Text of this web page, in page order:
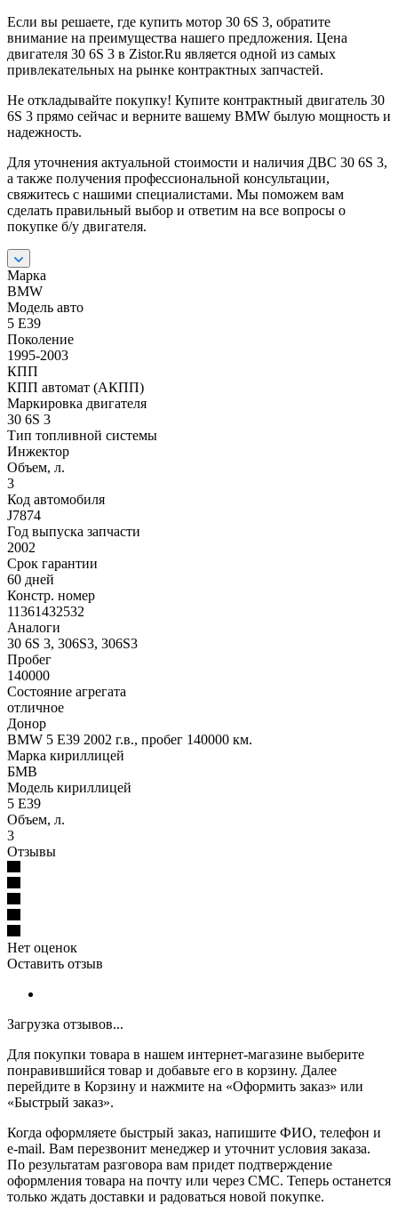
Если вы решаете, где купить мотор 30 6S 3, обратите
внимание на преимущества нашего предложения. Цена
двигателя 30 6S 3 в Zistor.Ru является одной из самых
привлекательных на рынке контрактных запчастей.
Не откладывайте покупку! Купите контрактный двигатель 30
6S 3 прямо сейчас и верните вашему BMW былую мощность и
надежность.
Для уточнения актуальной стоимости и наличия ДВС 30 6S 3,
а также получения профессиональной консультации,
свяжитесь с нашими специалистами. Мы поможем вам
сделать правильный выбор и ответим на все вопросы о
покупке б/у двигателя.
Марка
BMW
Модель авто
5 E39
Поколение
1995-2003
КПП
КПП автомат (АКПП)
Маркировка двигателя
30 6S 3
Тип топливной системы
Инжектор
Объем, л.
3
Код автомобиля
J7874
Год выпуска запчасти
2002
Срок гарантии
60 дней
Констр. номер
11361432532
Аналоги
30 6S 3, 306S3, 306S3
Пробег
140000
Состояние агрегата
отличное
Донор
BMW 5 E39 2002 г.в., пробег 140000 км.
Марка кириллицей
БМВ
Модель кириллицей
5 Е39
Объем, л.
3
Отзывы
Нет оценок
Оставить отзыв
Загрузка отзывов...
Для покупки товара в нашем интернет-магазине выберите
понравившийся товар и добавьте его в корзину. Далее
перейдите в Корзину и нажмите на «Оформить заказ» или
«Быстрый заказ».
Когда оформляете быстрый заказ, напишите ФИО, телефон и
e-mail. Вам перезвонит менеджер и уточнит условия заказа.
По результатам разговора вам придет подтверждение
оформления товара на почту или через СМС. Теперь останется
только ждать доставки и радоваться новой покупке.